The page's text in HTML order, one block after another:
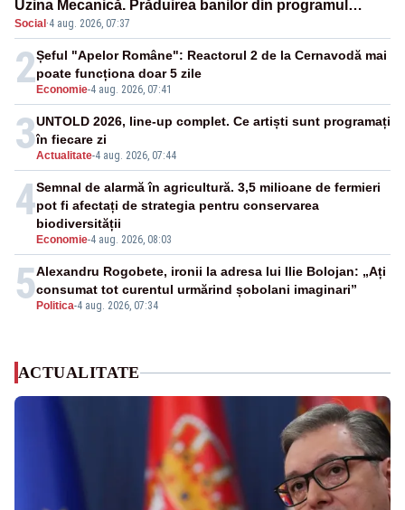
Uzina Mecanică. Prăduirea banilor din programul
SAFE, interceptată de DNA
Social ·4 aug. 2026, 07:37
2 Economie-4 aug. 2026, 07:41
Șeful "Apelor Române": Reactorul 2 de la Cernavodă mai
poate funcționa doar 5 zile
3Actualitate-4 aug. 2026, 07:44
UNTOLD 2026, line-up complet. Ce artiști sunt programați
în fiecare zi
4
Economie-4 aug. 2026, 08:03
Semnal de alarmă în agricultură. 3,5 milioane de fermieri
pot fi afectați de strategia pentru conservarea
biodiversității
5 Politica-4 aug. 2026, 07:34
Alexandru Rogobete, ironii la adresa lui Ilie Bolojan: „Ați
consumat tot curentul urmărind șobolani imaginari”
ACTUALITATE